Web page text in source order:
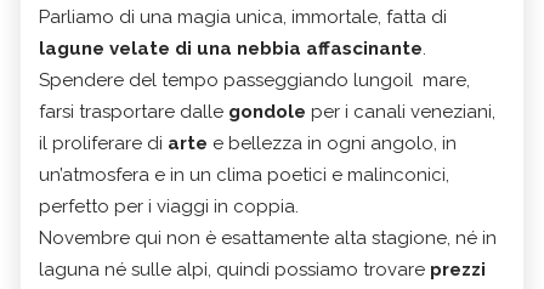
Parliamo di una magia unica, immortale, fatta di
lagune velate di una nebbia affascinante.
Spendere del tempo passeggiando lungoil mare,
farsi trasportare dalle gondole per i canali veneziani,
il proliferare di arte e bellezza in ogni angolo, in
un’atmosfera e in un clima poetici e malinconici,
perfetto per i viaggi in coppia.
Novembre qui non è esattamente alta stagione, né in
laguna né sulle alpi, quindi possiamo trovare prezzi